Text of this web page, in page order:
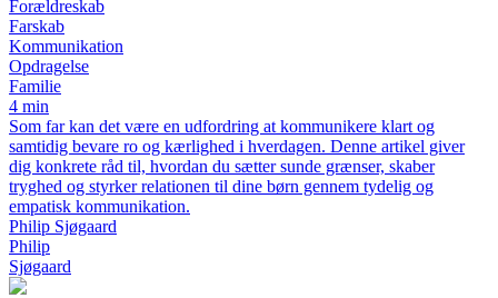
Forældreskab
Farskab
Kommunikation
Opdragelse
Familie
4 min
Som far kan det være en udfordring at kommunikere klart og
samtidig bevare ro og kærlighed i hverdagen. Denne artikel giver
dig konkrete råd til, hvordan du sætter sunde grænser, skaber
tryghed og styrker relationen til dine børn gennem tydelig og
empatisk kommunikation.
Philip Sjøgaard
Philip
Sjøgaard